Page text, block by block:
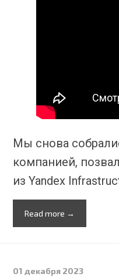
Мы снова
компанией,
из Yandex
Read more →
01 декабря 2023